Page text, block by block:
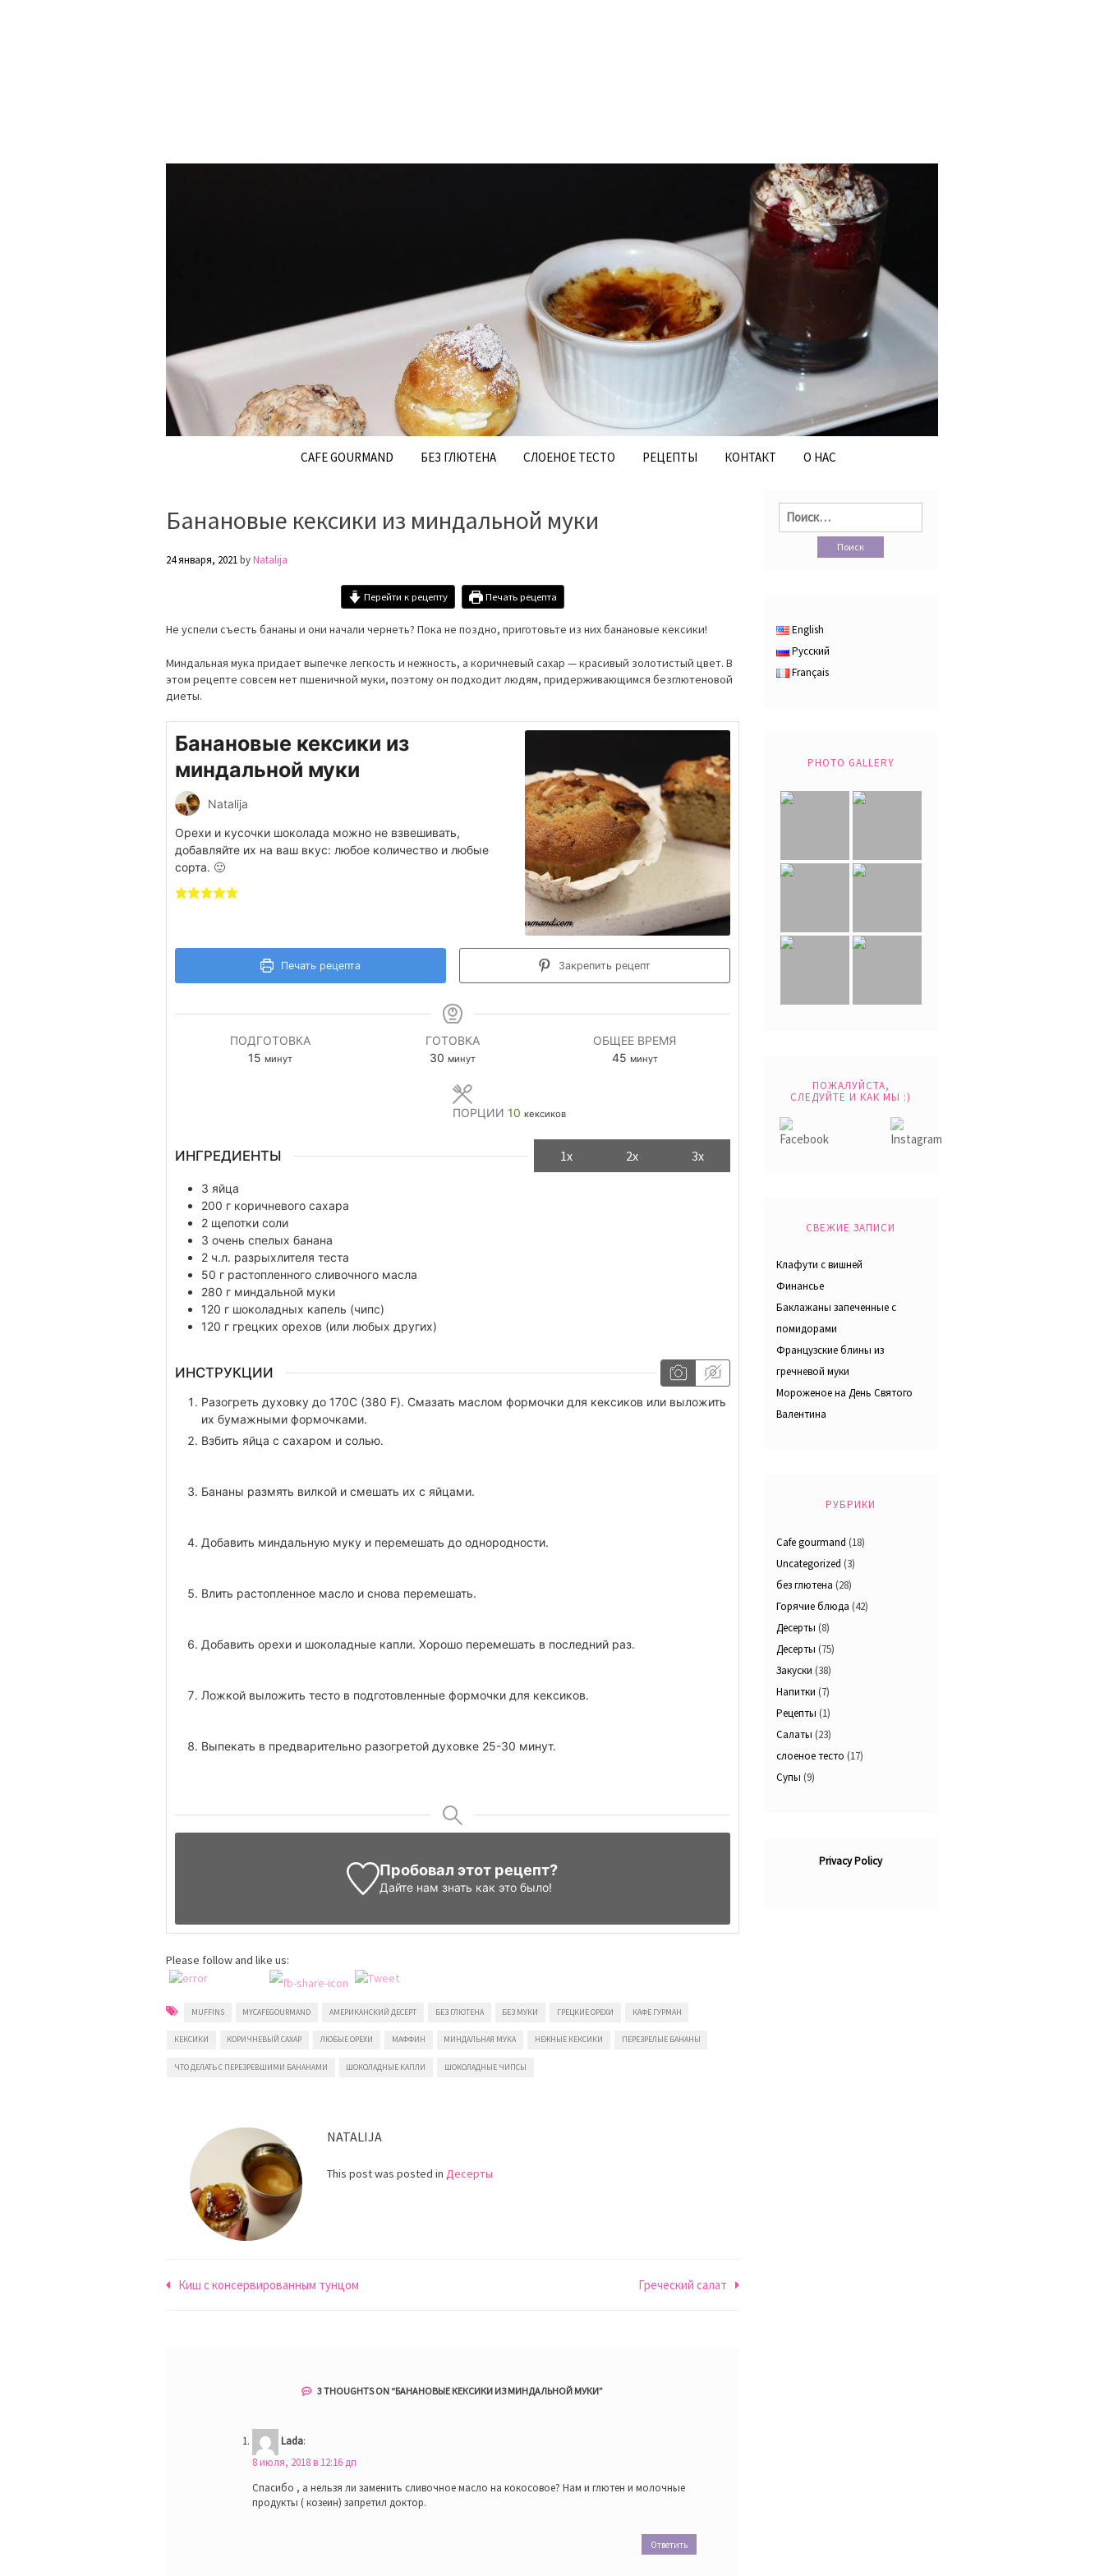
CAFE GOURMAND БЕЗ ГЛЮТЕНА СЛОЕНОЕ ТЕСТО РЕЦЕПТЫ КОНТАКТ О НАС
Банановые кексики из миндальной муки
24 января, 2021byNatalija
Перейти к рецепту Печать рецепта
Не успели съесть бананы и они начали чернеть? Пока не поздно, приготовьте из них банановые кексики!
Миндальная мука придает выпечке легкость и нежность, а коричневый сахар — красивый золотистый цвет. В
этом рецепте совсем нет пшеничной муки, поэтому он подходит людям, придерживающимся безглютеновой
диеты.
Банановые кексики из
миндальной муки
Natalija
Орехи и кусочки шоколада можно не взвешивать,
добавляйте их на ваш вкус: любое количество и любые
сорта. 🙂
Печать рецепта Закрепить рецепт
ПОДГОТОВКА
15минуты
минут
ГОТОВКА
30минуты
минут
ОБЩЕЕ ВРЕМЯ
45минуты
минут
ПОРЦИИ 10 кексиков
ИНГРЕДИЕНТЫ 1x 2x 3x
3 яйца
200 г коричневого сахара
2 щепотки соли
3 очень спелых банана
2 ч.л. разрыхлителя теста
50 г растопленного сливочного масла
280 г миндальной муки
120 г шоколадных капель (чипс)
120 г грецких орехов (или любых других)
ИНСТРУКЦИИ
Разогреть духовку до 170С (380 F). Смазать маслом формочки для кексиков или выложить
их бумажными формочками.
Взбить яйца с сахаром и солью.
Бананы размять вилкой и смешать их с яйцами.
Добавить миндальную муку и перемешать до однородности.
Влить растопленное масло и снова перемешать.
Добавить орехи и шоколадные капли. Хорошо перемешать в последний раз.
Ложкой выложить тесто в подготовленные формочки для кексиков.
Выпекать в предварительно разогретой духовке 25-30 минут.
Пробовал этот рецепт?
Дайте нам знать как это было!
Please follow and like us:
MUFFINS MYCAFEGOURMAND АМЕРИКАНСКИЙ ДЕСЕРТ БЕЗ ГЛЮТЕНА БЕЗ МУКИ ГРЕЦКИЕ ОРЕХИ КАФЕ ГУРМАН
КЕКСИКИ КОРИЧНЕВЫЙ САХАР ЛЮБЫЕ ОРЕХИ МАФФИН МИНДАЛЬНАЯ МУКА НЕЖНЫЕ КЕКСИКИ ПЕРЕЗРЕЛЫЕ БАНАНЫ
ЧТО ДЕЛАТЬ С ПЕРЕЗРЕВШИМИ БАНАНАМИ ШОКОЛАДНЫЕ КАПЛИ ШОКОЛАДНЫЕ ЧИПСЫ
NATALIJA
This post was posted inДесерты
Навигация
Киш с консервированным тунцом Греческий салат
3 THOUGHTS ON “БАНАНОВЫЕ КЕКСИКИ ИЗ МИНДАЛЬНОЙ МУКИ”
Lada:
8 июля, 2018 в 12:16 дп
Спасибо , а нельзя ли заменить сливочное масло на кокосовое? Нам и глютен и молочные
продукты ( козеин) запретил доктор.
Ответить
Найти:
English
Русский
Français
PHOTO GALLERY
ПОЖАЛУЙСТА,
СЛЕДУЙТЕ И КАК МЫ :)
СВЕЖИЕ ЗАПИСИ
Клафути с вишней
Финансье
Баклажаны запеченные с
помидорами
Французские блины из
гречневой муки
Мороженое на День Святого
Валентина
РУБРИКИ
Cafe gourmand (18)
Uncategorized (3)
без глютена (28)
Горячие блюда (42)
Десерты (8)
Десерты (75)
Закуски (38)
Напитки (7)
Рецепты (1)
Салаты (23)
слоеное тесто (17)
Супы (9)
Privacy Policy